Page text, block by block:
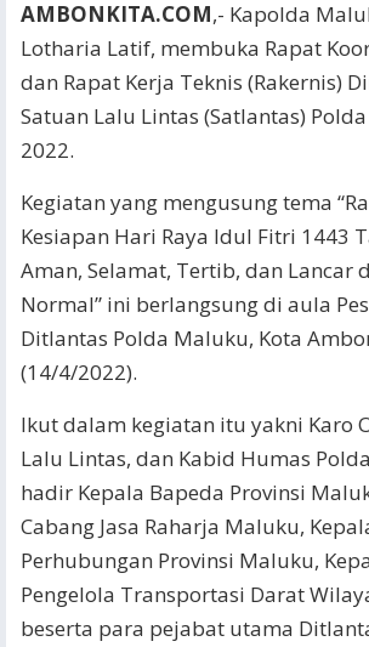
AMBONKITA.COM,- Kapolda
Lotharia Latif, membuka Rapat
dan Rapat Kerja Teknis (Rakernis)
Satuan Lalu Lintas (Satlantas)
2022.
Kegiatan yang mengusung tema
Kesiapan Hari Raya Idul Fitri 1443
Aman, Selamat, Tertib, dan Lancar
Normal” ini berlangsung di aula
Ditlantas Polda Maluku, Kota
(14/4/2022).
Ikut dalam kegiatan itu yakni Karo
Lalu Lintas, dan Kabid Humas
hadir Kepala Bapeda Provinsi
Cabang Jasa Raharja Maluku,
Perhubungan Provinsi Maluku,
Pengelola Transportasi Darat
beserta para pejabat utama